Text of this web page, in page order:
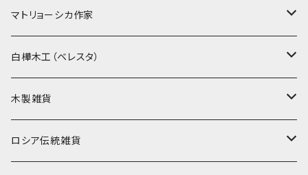
ノン入れ子マトリョーシカ
イコンモチーフ
クリスマス
ノリンスクの子達
マトリョーシカ作家
イリーナ・ヴァトゥルーシキナ
タマラ・コリエワ
ナジェジダ・イワンツォワ
白樺木工（ベレスタ）
型押しの箱
キャニスター
木製雑貨
ニードルケース・お針刺し
ロシア伝統雑貨